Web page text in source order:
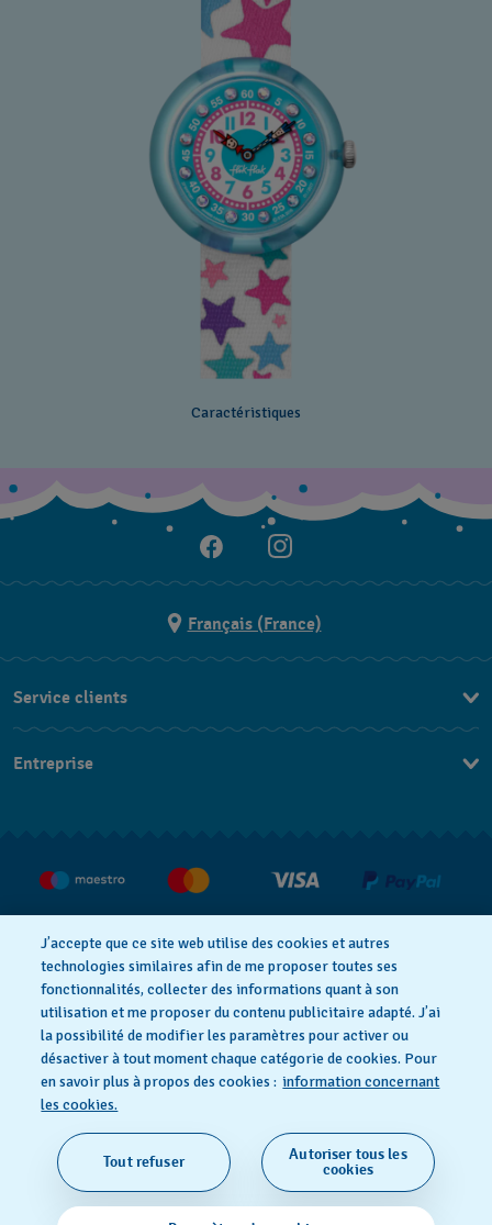
Caractéristiques
Français (France)
Service clients
Questions fréquentes
Droit de rétractation
Entreprise
Déclaration de confidentialité
Cookies
SWISS MADE
© 2026 FLIK FLAK, UNE DIVISION DE SWATCH SA. TOUS
J’accepte que ce site web utilise des cookies et autres
technologies similaires afin de me proposer toutes ses
fonctionnalités, collecter des informations quant à son
utilisation et me proposer du contenu publicitaire adapté. J’ai
la possibilité de modifier les paramètres pour activer ou
désactiver à tout moment chaque catégorie de cookies. Pour
en savoir plus à propos des cookies : information concernant
les cookies.
Tout refuser
Autoriser tous les
cookies